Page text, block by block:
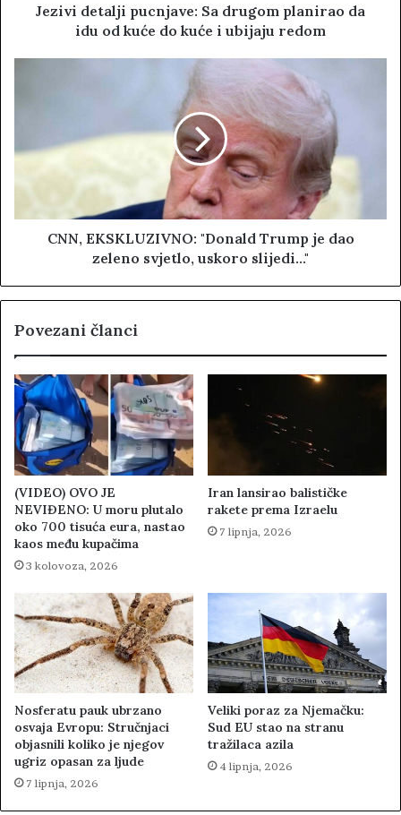
Jezivi detalji pucnjave: Sa drugom planirao da
idu od kuće do kuće i ubijaju redom
CNN, EKSKLUZIVNO: "Donald Trump je dao
zeleno svjetlo, uskoro slijedi..."
Povezani članci
(VIDEO) OVO JE
NEVIĐENO: U moru plutalo
oko 700 tisuća eura, nastao
kaos među kupačima
3 kolovoza, 2026
Iran lansirao balističke
rakete prema Izraelu
7 lipnja, 2026
Nosferatu pauk ubrzano
osvaja Evropu: Stručnjaci
objasnili koliko je njegov
ugriz opasan za ljude
7 lipnja, 2026
Veliki poraz za Njemačku:
Sud EU stao na stranu
tražilaca azila
4 lipnja, 2026